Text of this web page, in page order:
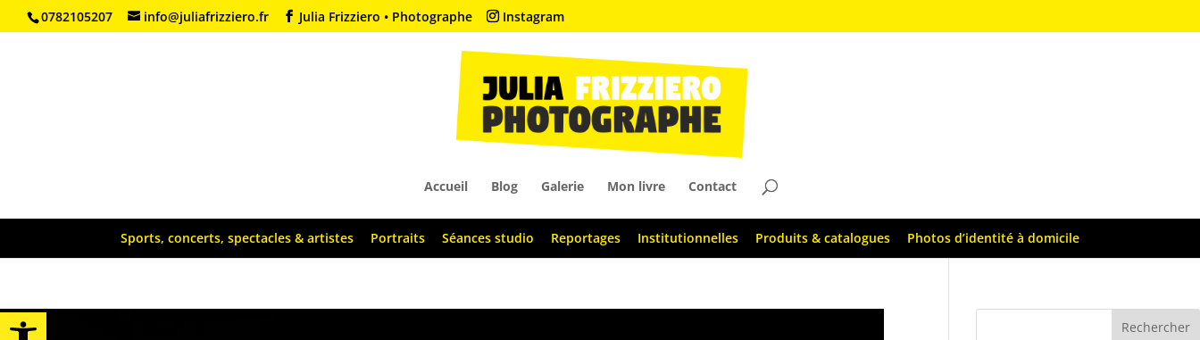
Ouvrir la barre d’outils
0782105207 info@juliafrizziero.fr Julia Frizziero • Photographe Instagram
Accueil Blog Galerie Mon livre Contact
Sports, concerts, spectacles & artistes Portraits Séances studio Reportages Institutionnelles Produits & catalogues Photos d’identité à domicile